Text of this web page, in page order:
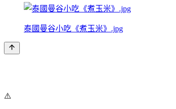
泰國曼谷小吃《煮玉米》.jpg
⚠️